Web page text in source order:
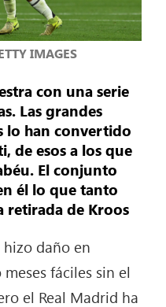
IMAGES
con una serie
Las grandes
lo han convertido
de esos a los que
El conjunto
él lo que tanto
retirada de Kroos
hizo daño en
fáciles sin el
el Real Madrid ha